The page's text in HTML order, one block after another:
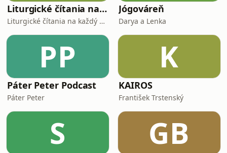
Liturgické čítania na každý deň
Liturgické čítania na každý deň z rímskokatolíckeho liturgického kalendára. Tento podcast pre vás čítajú študenti a členovia tímu Kolégia Antona Neuwirtha.
Jógováreň
Darya a Lenka
PP
Páter Peter Podcast
Páter Peter
K
KAIROS
František Trstenský
S GB